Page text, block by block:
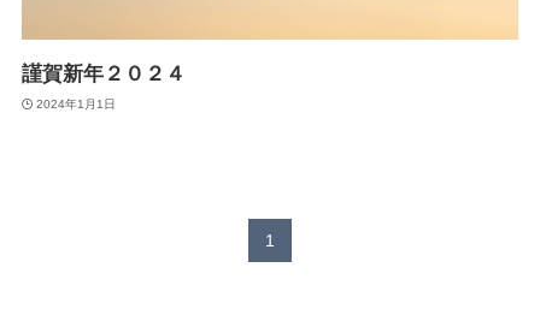
Suveyor-Ⅱ
Suveyor-Ⅲ
謹賀新年２０２４
2024年1月1日
1